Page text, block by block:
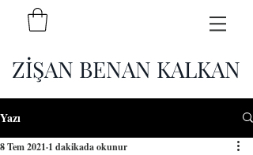
ZİŞAN BENAN KALKAN
Yazı
8 Tem 2021 1 dakikada okunur